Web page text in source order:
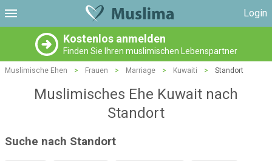
Login
Kostenlos anmelden
Finden Sie Ihren muslimischen Lebenspartner
Muslimische Ehen > Frauen > Marriage > Kuwaiti > Standort
Muslimisches Ehe Kuwait nach
Standort
Suche nach Standort